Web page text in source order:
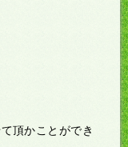
頂かことができ